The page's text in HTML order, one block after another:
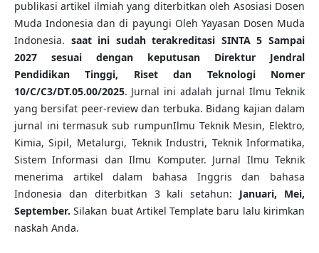
publikasi artikel ilmiah yang diterbitkan oleh Asosiasi Dosen
Muda Indonesia dan di payungi Oleh Yayasan Dosen Muda
Indonesia. saat ini sudah terakreditasi SINTA 5 Sampai
2027 sesuai dengan keputusan Direktur Jendral
Pendidikan Tinggi, Riset dan Teknologi Nomer
10/C/C3/DT.05.00/2025. Jurnal ini adalah jurnal Ilmu Teknik
yang bersifat peer-review dan terbuka. Bidang kajian dalam
jurnal ini termasuk sub rumpunIlmu Teknik Mesin, Elektro,
Kimia, Sipil, Metalurgi, Teknik Industri, Teknik Informatika,
Sistem Informasi dan Ilmu Komputer. Jurnal Ilmu Teknik
menerima artikel dalam bahasa Inggris dan bahasa
Indonesia dan diterbitkan 3 kali setahun: Januari, Mei,
September. Silakan buat Artikel Template baru lalu kirimkan
naskah Anda.